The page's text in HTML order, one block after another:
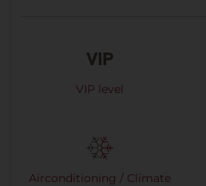
VIP level
Airconditioning / Climate